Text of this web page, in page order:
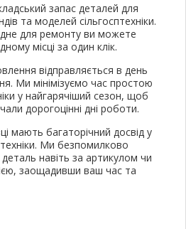
запас деталей для
та моделей сільгосптехніки.
для ремонту ви можете
місці за один клік.
відправляється в день
Ми мінімізуємо час простою
у найгарячіший сезон, щоб
дорогоцінні дні роботи.
мають багаторічний досвід у
Ми безпомилково
навіть за артикулом чи
заощадивши ваш час та